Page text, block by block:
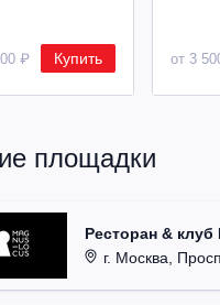
₽ Купить от 3
площадки
Ресторан &
г. Москва,